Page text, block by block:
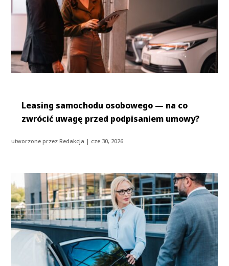
Leasing samochodu osobowego — na co
zwrócić uwagę przed podpisaniem umowy?
utworzone przezRedakcja | cze 30, 2026